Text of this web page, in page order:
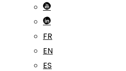
FR
EN
ES